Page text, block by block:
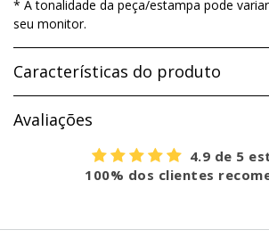
* A tonalidade da peça/estampa pode
seu monitor.
Características do produto
Avaliações
4.9 de 5
100% dos clientes